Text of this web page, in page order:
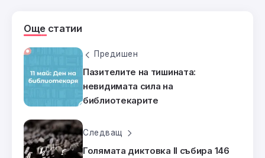
Още статии
Предишен
Пазителите на тишината:
невидимата сила на
библиотекарите
Следващ
Голямата диктовка II събира 146